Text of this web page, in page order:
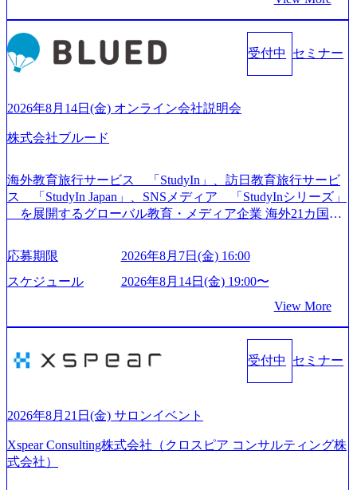
社出身者など、様々な経歴の社員が活躍しており、働きや
すく魅力的な環境が整っているため、定着率が高いことか
ら「働きがいのある会社」に4年連続ベストカンパニーに選
出されている。 残業時間は平均30時間程度 事業/IT戦略立案
や各種プロジェクトマネジメント、最先端テクノロジーの
をデザインする」というビジョンを掲げ、クライアント目
いることは何かを追究し、本当に価値のある成果を提供し
の736名（2024年1月）に到達。上場を目指し、さらに採用
のスピードを上げている。 人にフォーカスをして急成長す
る唯一無二のコンサルティングファーム【株式会社ノース
サンド 執行役員新山氏、庄司氏インタビュー】 (https://my-vi
2015年に設立され、前年比205%の売上成長を遂げるなど、
急速な成長を遂げている。 ​ 新規事業立案から業務改革、IT
戦略立案、IT導入までをワンストップで提供するコンサル
ティングファームである。 ​- 2025年1月時点で従業員数1,209
名を擁し、事業拡大を続けている。 「人」にフォーカスを
当てたコンサルティング会社として、社員の人間力を強み
としたサービスを提供している。 ​- - 2018年から6年連続で
ティングファームやSIer、事業会社出身者など、多様な経歴
の社員が活躍している。 年間休日120日以上、完全週休2日
制、有給休暇初年度10日（消化率46.3%）、特別休暇5日な
ど、充実した休暇制度を整備している。 ​ 月平均残業時間は
受付中 セミナー
2026年8月14日(金) オンライン会社説明会
株式会社ブルード
海外教育旅行サービス 「StudyIn」、訪日教育旅行サービ
ス 「StudyIn Japan」、SNSメディア 「StudyInシリーズ」
を展開するグローバル教育・メディア企業 海外21カ国と
育支援サービスを提供している 動画メディア事業を基盤と
して、留学支援・訪日教育旅行・SNSマーケティング事業
を展開している Mission:より多くの人に、グローバルという
ラになる Value： INTEGRITY誠実であろう 素直に心を開い
て伝える、自責かつ利他の精神で動く、謙虚な姿勢でウソ
る、失敗を恐れずにふみだす、執着心をもって没頭する O
WNERSHIP当事者であろう みずから決めてみずから動く、
だわろう 今すぐ決める、すばやく動く、まず成果物をだす
回す、結果が出るまでやり抜く 2026年8月14日(金) 19:00〜2
0:00 (60分) 2026年8月7日(金) 16:00 本説明会は、選考の前段
応募期限
2026年8月7日(金) 16:00
スケジュール
2026年8月14日(金) 19:00〜
View More
受付中 セミナー
2026年8月21日(金) サロンイベント
Xspear Consulting株式会社（クロスピア コンサルティング株
式会社）